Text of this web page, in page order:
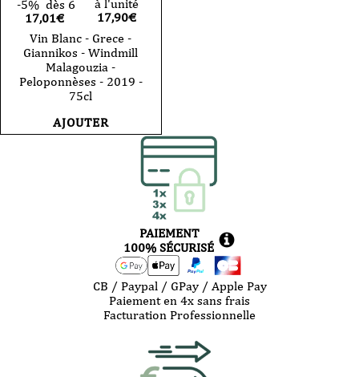
-5% dès 6
17,01€
à l'unité
17,90€
Vin Blanc - Grece -
Giannikos - Windmill
Malagouzia -
Peloponnèses - 2019 -
75cl
AJOUTER
PAIEMENT
100% SÉCURISÉ
CB / Paypal / GPay / Apple Pay
Paiement en 4x sans frais
Facturation Professionnelle